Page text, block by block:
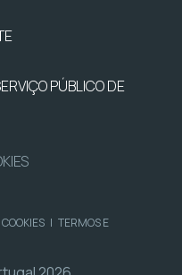
PÚBLICO DE
| TERMOS E